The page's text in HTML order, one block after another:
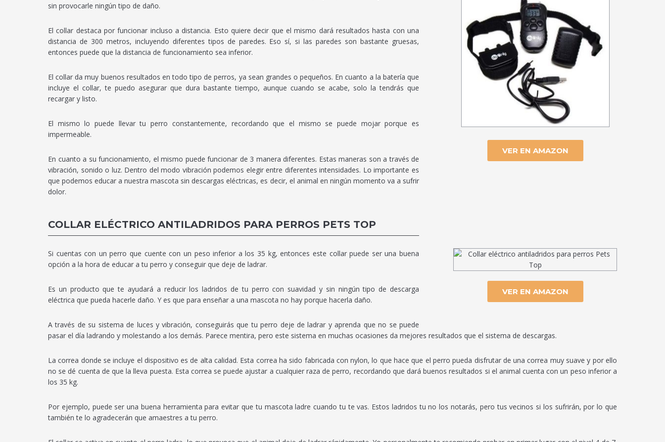
VER EN AMAZON
sin provocarle ningún tipo de daño.
El collar destaca por funcionar incluso a distancia. Esto quiere decir que el mismo dará resultados hasta con una
distancia de 300 metros, incluyendo diferentes tipos de paredes. Eso sí, si las paredes son bastante gruesas,
entonces puede que la distancia de funcionamiento sea inferior.
El collar da muy buenos resultados en todo tipo de perros, ya sean grandes o pequeños. En cuanto a la batería que
incluye el collar, te puedo asegurar que dura bastante tiempo, aunque cuando se acabe, solo la tendrás que
recargar y listo.
El mismo lo puede llevar tu perro constantemente, recordando que el mismo se puede mojar porque es
impermeable.
En cuanto a su funcionamiento, el mismo puede funcionar de 3 manera diferentes. Estas maneras son a través de
vibración, sonido o luz. Dentro del modo vibración podemos elegir entre diferentes intensidades. Lo importante es
que podemos educar a nuestra mascota sin descargas eléctricas, es decir, el animal en ningún momento va a sufrir
dolor.
COLLAR ELÉCTRICO ANTILADRIDOS PARA PERROS PETS TOP
VER EN AMAZON
Si cuentas con un perro que cuente con un peso inferior a los 35 kg, entonces este collar puede ser una buena
opción a la hora de educar a tu perro y conseguir que deje de ladrar.
Es un producto que te ayudará a reducir los ladridos de tu perro con suavidad y sin ningún tipo de descarga
eléctrica que pueda hacerle daño. Y es que para enseñar a una mascota no hay porque hacerla daño.
A través de su sistema de luces y vibración, conseguirás que tu perro deje de ladrar y aprenda que no se puede
pasar el día ladrando y molestando a los demás. Parece mentira, pero este sistema en muchas ocasiones da mejores resultados que el sistema de descargas.
La correa donde se incluye el dispositivo es de alta calidad. Esta correa ha sido fabricada con nylon, lo que hace que el perro pueda disfrutar de una correa muy suave y por ello
no se dé cuenta de que la lleva puesta. Esta correa se puede ajustar a cualquier raza de perro, recordando que dará buenos resultados si el animal cuenta con un peso inferior a
los 35 kg.
Por ejemplo, puede ser una buena herramienta para evitar que tu mascota ladre cuando tu te vas. Estos ladridos tu no los notarás, pero tus vecinos si los sufrirán, por lo que
también te lo agradecerán que amaestres a tu perro.